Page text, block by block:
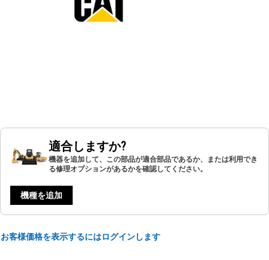
適合しますか?
機器を追加して、この部品が適合部品であるか、または利用でき
る修理オプションがあるかを確認してください。
機種を追加
お客様価格を表示するにはログインします